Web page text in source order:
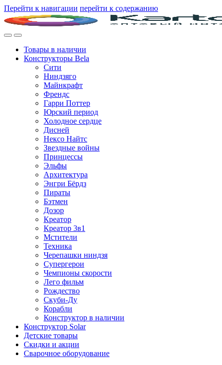
Перейти к навигации перейти к содержанию
Товары в наличии
Конструкторы Bela
Сити
Ниндзяго
Майнкрафт
Френдс
Гарри Поттер
Юрский период
Холодное сердце
Дисней
Нексо Найтс
Звездные войны
Принцессы
Эльфы
Архитектура
Энгри Бёрдз
Пираты
Бэтмен
Дозор
Креатор
Креатор 3в1
Мстители
Техника
Черепашки ниндзя
Супергерои
Чемпионы скорости
Лего фильм
Рождество
Скуби-Ду
Корабли
Конструктор в наличии
Конструктор Solar
Детские товары
Скидки и акции
Сварочное оборудование